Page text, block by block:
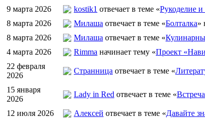
9 марта 2026 kostik1 отвечает в теме «Рукоделие и
8 марта 2026
Милаша отвечает в теме «Болталка»
8 марта 2026
Милаша отвечает в теме «
4 марта 2026
Rimma начинает тему «Проект
22 февраля
2026
Странница отвечает в теме «
15 января
2026
Lady in Red отвечает в теме «
12 июля 2026 Алексей отвечает в теме «Давайте